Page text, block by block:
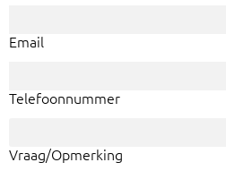
Email
Telefoonnummer
Vraag/Opmerking